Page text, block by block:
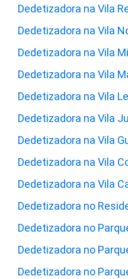
Dedetizadora na Vila
Dedetizadora na Vila
Dedetizadora na Vila
Dedetizadora na Vila
Dedetizadora na Vila
Dedetizadora na Vila
Dedetizadora na Vila
Dedetizadora na Vila
Dedetizadora na Vila
Dedetizadora no
Dedetizadora no
Dedetizadora no
Dedetizadora no